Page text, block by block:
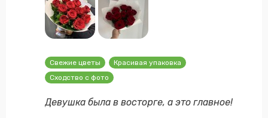
Свежие цветы
Красивая упаковка
Сходство с фото
Девушка была в восторге, а это главное!